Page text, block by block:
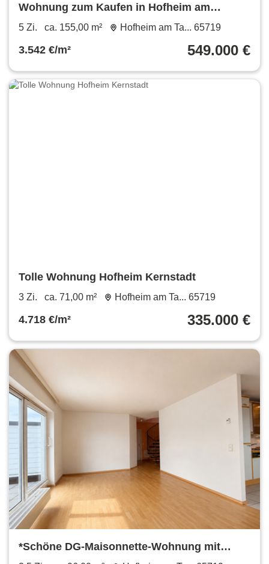
Wohnung zum Kaufen in Hofheim am
Taunus 549.000 € 155 m²
5 Zi. ca. 155,00 m² Hofheim am Ta... 65719
3.542 €/m² 549.000 €
Tolle Wohnung Hofheim Kernstadt
3 Zi. ca. 71,00 m² Hofheim am Ta... 65719
4.718 €/m² 335.000 €
*Schöne DG-Maisonnette-Wohnung mit